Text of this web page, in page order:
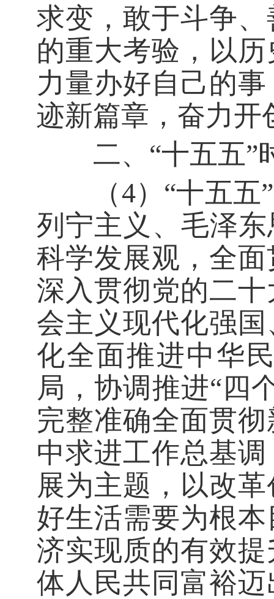
求变，敢于斗争
的重大考验，以
力量办好自己的
迹新篇章，奋力开
二、“十五五”时
（4）“十五五”
列宁主义、毛泽
科学发展观，全
深入贯彻党的二
会主义现代化强
化全面推进中华
局，协调推进“四
完整准确全面贯
中求进工作总基
展为主题，以改
好生活需要为根
济实现质的有效
体人民共同富裕